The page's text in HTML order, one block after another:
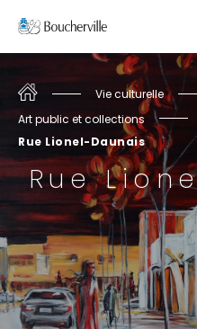
rapide
Accueil
Vie culturelle
Art public et collections
Rue Lionel-Daunais
Rue